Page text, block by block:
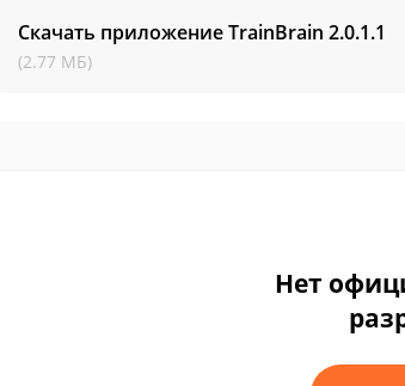
Скачать приложение TrainBrain 2.0.1.1
(2.77 МБ)
Нет